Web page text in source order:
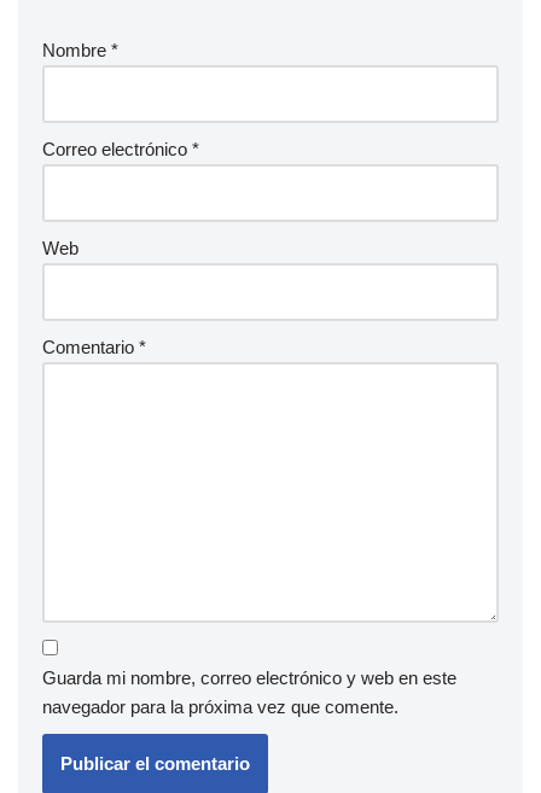
Nombre *
Correo electrónico *
Web
Comentario *
Guarda mi nombre, correo electrónico y web en este
navegador para la próxima vez que comente.